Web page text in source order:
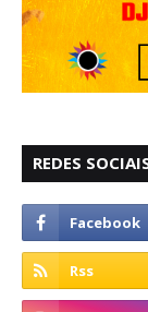
REDES